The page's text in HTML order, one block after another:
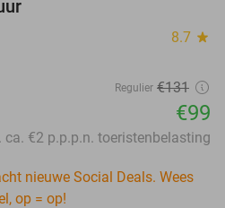
8.7 star
Regulier €131
€99
ca. €2 p.p.p.n. toeristenbelasting
nieuwe Social Deals. Wees
op = op!